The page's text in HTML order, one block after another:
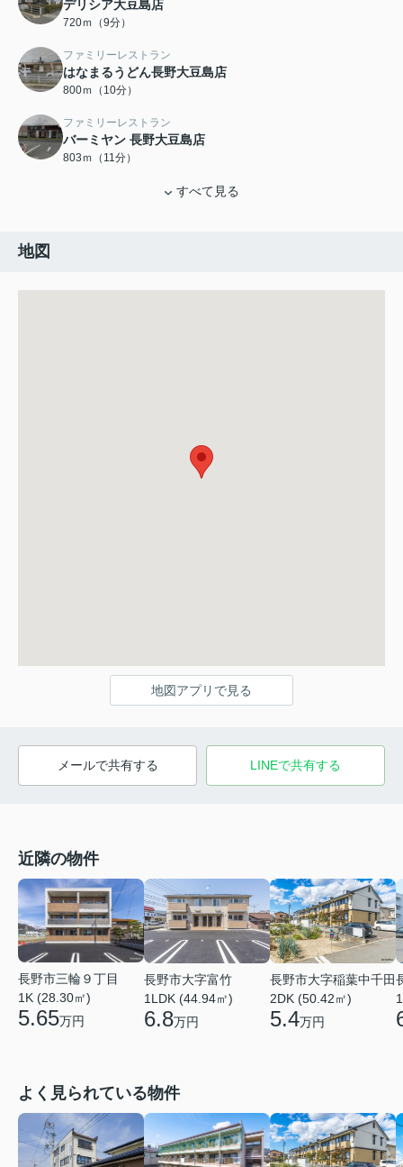
デリシア大豆島店
720ｍ（9分）
ファミリーレストラン
はなまるうどん長野大豆島店
800ｍ（10分）
ファミリーレストラン
バーミヤン 長野大豆島店
803ｍ（11分）
すべて見る
地図
地図アプリで見る
メールで共有する LINEで共有する
近隣の物件
長野市三輪９丁目
1K (28.30㎡)
5.65万円
長野市大字富竹
1LDK (44.94㎡)
6.8万円
長野市大字稲葉中千田
2DK (50.42㎡)
5.4万円
よく見られている物件